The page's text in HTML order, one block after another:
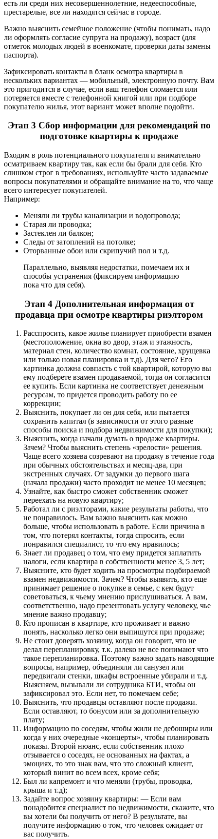
есть ли среди них несовершеннолетние, недееспособные,
престарелые, все ли находятся сейчас в городе.
Важно выяснить семейное положение (чтобы понимать, надо
ли оформлять согласие супруга на продажу), возраст (для
отметок молодых людей в военкомате, проверки даты замены
паспорта).
Зафиксировать контакты в бланк осмотра квартиры в
нескольких вариантах — мобильный, электронную почту. Вам
это пригодится в случае, если ваш телефон сломается или
потеряется вместе с телефонной книгой или при подборе
покупателю жилья, этот вариант может вполне подойти.
Этап 3 Сбор информации для рекомендаций по
подготовке квартиры к продаже
Входим в роль потенциального покупателя и внимательно
осматриваем квартиру так, как если бы брали для себя. Кто
слишком строг в требованиях, используйте часто задаваемые
вопросы покупателями и обращайте внимание на то, что чаще
всего интересует покупателей.
Например:
Меняли ли трубы канализации и водопровода;
Старая ли проводка;
Застеклен ли балкон;
Следы от затоплений на потолке;
Оторванные обои или скрипучий пол и т.д.
Параллельно, выявляя недостатки, помечаем их и
способы устранения (фиксируем информацию
пока что для себя).
Этап 4 Дополнительная информация от
продавца при осмотре квартиры риэлтором
Расспросить, какое жилье планирует приобрести взамен
(местоположение, окна во двор, этаж и этажность,
материал стен, количество комнат, состояние, хрущевка
или только новая планировка и т.д). Для чего? Его
картинка должна совпасть с той квартирой, которую вы
ему подберете взамен продаваемой, тогда он согласится
ее купить. Если картинка не соответствует денежным
ресурсам, то придется проводить работу по ее
коррекции;
Выяснить, покупает ли он для себя, или пытается
сохранить капитал (в зависимости от этого разные
способы поиска и подбора недвижимости для покупки);
Выяснить, когда начали думать о продаже квартиры.
Зачем? Чтобы выяснить степень «зрелости» решения.
Чаще всего хозяева созревают на продажу в течение года
при обычных обстоятельствах и месяц-два, при
экстренных случаях. От задумки до первого шага
(начала продажи) часто проходит не менее 10 месяцев;
Узнайте, как быстро сможет собственник сможет
переехать на новую квартиру;
Работал ли с риэлторами, какие результаты работы, что
не понравилось. Вам важно выяснить как можно
больше, чтобы использовать в работе. Если причина в
том, что потерял контакты, тогда спросить, если
понравился специалист, то что ему нравилось;
Знает ли продавец о том, что ему придется заплатить
налоги, если квартира в собственности менее 3, 5 лет;
Выясните, кто будет ходить на просмотры подбираемой
взамен недвижимости. Зачем? Чтобы выявить, кто еще
принимает решение о покупке в семье, с кем будут
советоваться, к чьему мнению прислушиваться. А вам,
соответственно, надо презентовать услугу человеку, чье
мнение важно продавцу;
Кто прописан в квартире, кто проживает и важно
понять, насколько легко они выпишутся при продаже;
Не стоит доверять хозяину, когда он говорит, что не
делал перепланировку, т.к. далеко не все понимают что
такое перепланировка. Поэтому важно задать наводящие
вопросы, например, объединяли ли санузел или
передвигали стенки, шкафы встроенные убирали и т.д.
Выясняем, вызывали ли сотрудника БТИ, чтобы он
зафиксировал это. Если нет, то помечаем себе;
Выяснить, что продавцы оставляют после продажи.
Если оставляют, то бонусом или за дополнительную
плату;
Информацию по соседям, чтобы жили не дебоширы или
когда у них очередные «концерты», чтобы планировать
показы. Второй нюанс, если собственник плохо
отзывается о соседях, не основанных на фактах, а
эмоциях, то это знак вам, что это сложный клиент,
который винит во всем всех, кроме себя;
Был ли капремонт и что меняли (трубы, проводка,
крыша и т.д);
Задайте вопрос хозяину квартиры: — Если вам
понадобится специалист по недвижимости, скажите, что
вы хотели бы получить от него? В результате, вы
получите информацию о том, что человек ожидает от
вас получить.